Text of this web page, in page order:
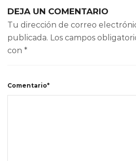
DEJA UN COMENTARIO
Tu dirección de correo
publicada. Los campos
con *
Comentario*